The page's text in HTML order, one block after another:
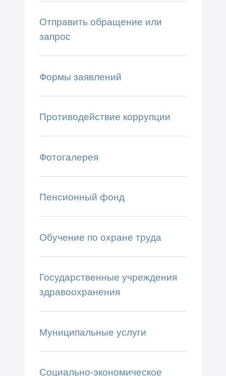
Отправить обращение или
запрос
Формы заявлений
Противодействие коррупции
Фотогалерея
Пенсионный фонд
Обучение по охране труда
Государственные учреждения
здравоохранения
Муниципальные услуги
Социально-экономическое